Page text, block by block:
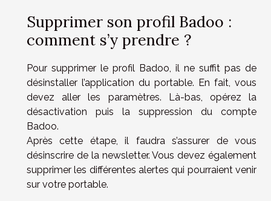
Supprimer son profil Badoo :
comment s’y prendre ?
Pour supprimer le profil Badoo, il ne suffit pas de
désinstaller l’application du portable. En fait, vous
devez aller les paramètres. Là-bas, opérez la
désactivation puis la suppression du compte
Badoo.
Après cette étape, il faudra s’assurer de vous
désinscrire de la newsletter. Vous devez également
supprimer les différentes alertes qui pourraient venir
sur votre portable.